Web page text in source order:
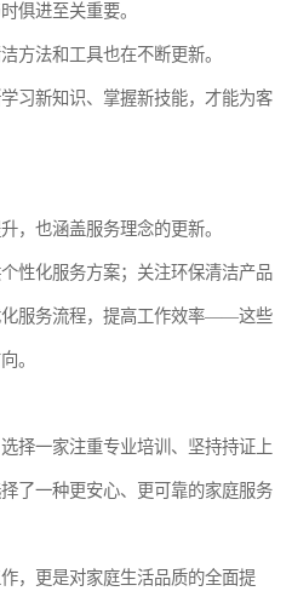
俱进至关重要。
方法和工具也在不断更新。
习新知识、掌握新技能，才能为客
，也涵盖服务理念的更新。
性化服务方案；关注环保清洁产品
化服务流程，提高工作效率——这些
。
择一家注重专业培训、坚持持证上
了一种更安心、更可靠的家庭服务
，更是对家庭生活品质的全面提